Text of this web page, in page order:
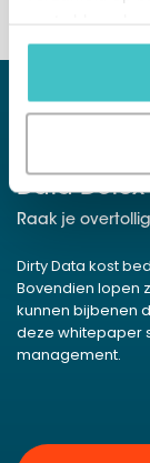
gebruiken.
Data Detox
Raak je
Dirty Data kost
Bovendien lopen
kunnen bijbenen
deze whitepaper
management.